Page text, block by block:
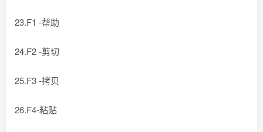
23.F1 -帮助
24.F2 -剪切
25.F3 -拷贝
26.F4-粘贴